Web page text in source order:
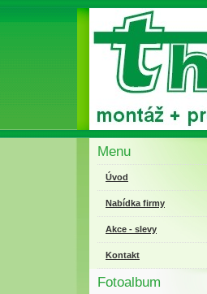
Menu
Úvod
Nabídka firmy
Akce - slevy
Kontakt
Fotoalbum